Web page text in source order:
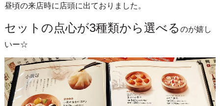
昼頃の来店時に店頭に出ておりました。
セットの点心が3種類から選べる のが嬉し
いー☆